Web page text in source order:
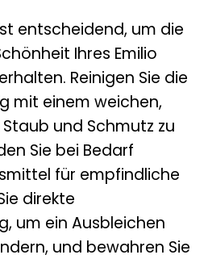
entscheidend, um die
Ihres Emilio
Reinigen Sie die
mit einem weichen,
und Schmutz zu
Sie bei Bedarf
für empfindliche
direkte
um ein Ausbleichen
und bewahren Sie